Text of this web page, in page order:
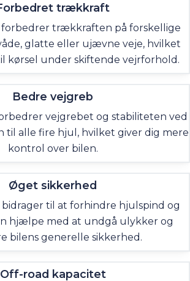
trækkraft
forbedrer trækkraften på forskellige
glatte eller ujævne veje, hvilket
kørsel under skiftende vejrforhold.
Bedre vejgreb
vejgrebet og stabiliteten ved
til alle fire hjul, hvilket giver dig mere
kontrol over bilen.
Øget sikkerhed
bidrager til at forhindre hjulspind og
hjælpe med at undgå ulykker og
bilens generelle sikkerhed.
Off-road kapacitet